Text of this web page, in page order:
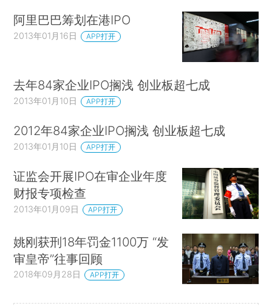
阿里巴巴筹划在港IPO
2013年01月16日 APP打开
去年84家企业IPO搁浅 创业板超七成
2013年01月10日 APP打开
2012年84家企业IPO搁浅 创业板超七成
2013年01月10日 APP打开
证监会开展IPO在审企业年度
财报专项检查
2013年01月09日 APP打开
姚刚获刑18年罚金1100万 “发
审皇帝”往事回顾
2018年09月28日 APP打开